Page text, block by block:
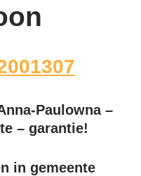
Paulowna –
– garantie!
in gemeente